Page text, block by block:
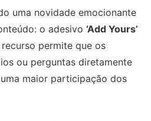
uma novidade emocionante
o adesivo ‘Add Yours’
permite que os
ou perguntas diretamente
maior participação dos